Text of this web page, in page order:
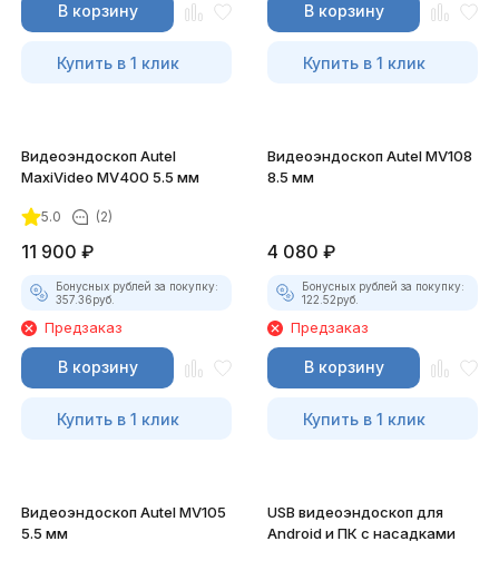
В корзину
Купить в 1 клик
В корзину
Купить в 1 клик
Видеоэндоскоп Autel
MaxiVideo MV400 5.5 мм
5.0 (2)
11 900 ₽
Бонусных рублей за покупку:
357.36руб.
Предзаказ
В корзину
Купить в 1 клик
Видеоэндоскоп Autel MV108
8.5 мм
4 080 ₽
Бонусных рублей за покупку:
122.52руб.
Предзаказ
В корзину
Купить в 1 клик
Видеоэндоскоп Autel MV105
5.5 мм
USB видеоэндоскоп для
Android и ПК с насадками